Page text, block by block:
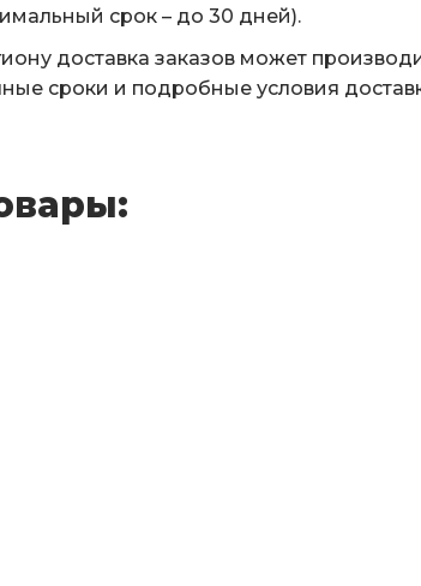
срок – до 30 дней).
доставка заказов может
сроки и подробные условия